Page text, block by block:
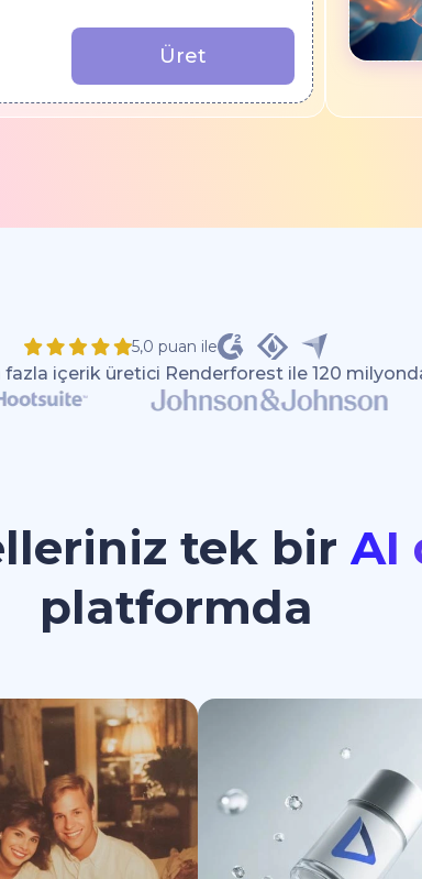
Üret
5,0 puan ile
içerik üretici Renderforest ile 120
tek bir AI
platformda